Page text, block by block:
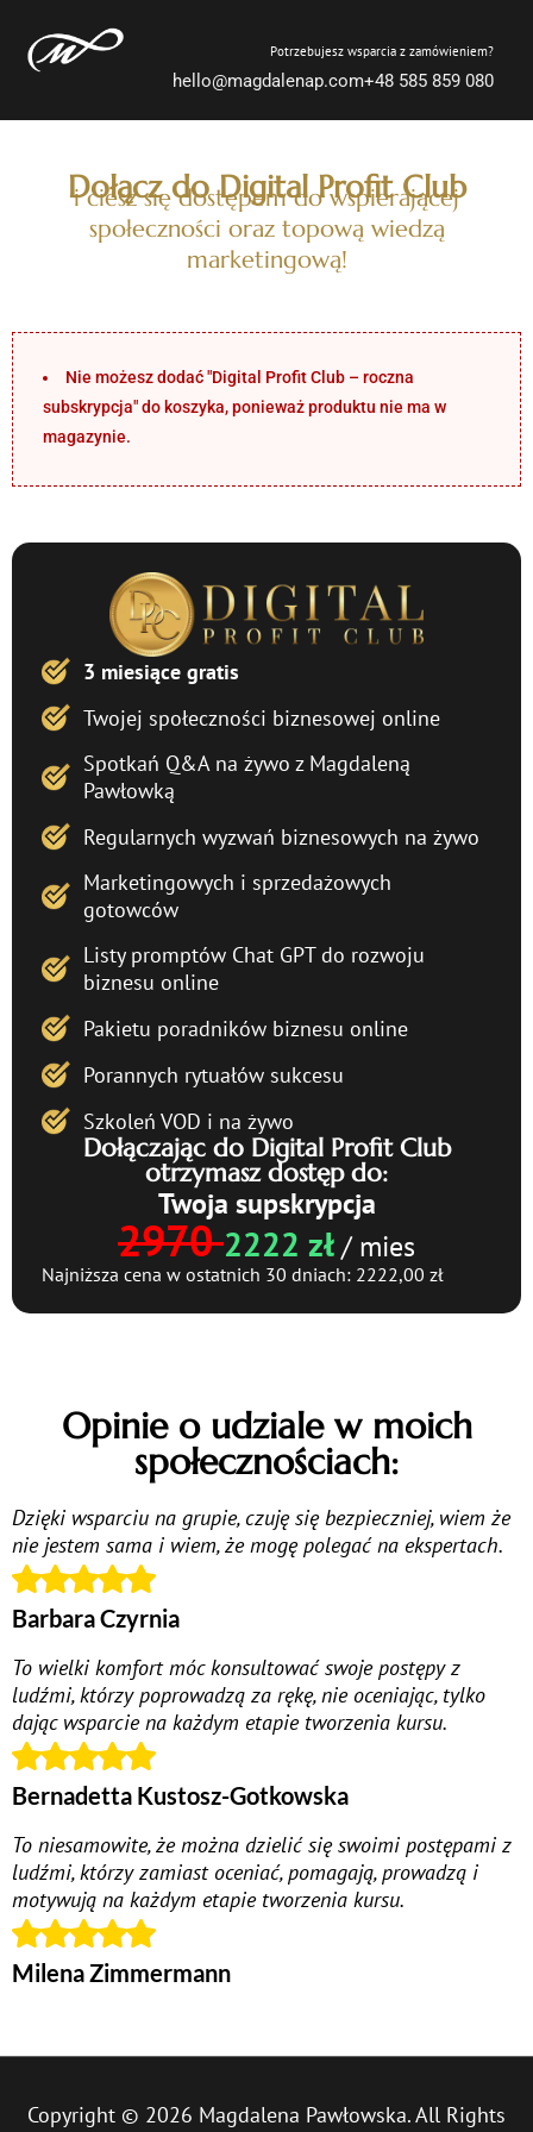
Potrzebujesz wsparcia z zamówieniem?
hello@magdalenap.com+48 585 859 080
Dołącz do Digital Profit Club
i ciesz się dostępem do wspierającej
społeczności oraz topową wiedzą
marketingową!
Nie możesz dodać "Digital Profit Club – roczna
subskrypcja" do koszyka, ponieważ produktu nie ma w
magazynie.
3 miesiące gratis
Twojej społeczności biznesowej online
​Spotkań Q&A na żywo z Magdaleną
Pawłowką
Regularnych wyzwań biznesowych na żywo
Marketingowych i sprzedażowych
gotowców
Listy promptów Chat GPT do rozwoju
biznesu online
Pakietu poradników biznesu online
Porannych rytuałów sukcesu
Szkoleń VOD i na żywo
Dołączając do Digital Profit Club
otrzymasz dostęp do: ​
Twoja supskrypcja
29702222 zł/ mies
Najniższa cena w ostatnich 30 dniach: 2222,00 zł
Opinie o udziale w moich
społecznościach:
Dzięki wsparciu na grupie, czuję się bezpieczniej, wiem że
nie jestem sama i wiem, że mogę polegać na ekspertach.
Barbara Czyrnia
To wielki komfort móc konsultować swoje postępy z
ludźmi, którzy poprowadzą za rękę, nie oceniając, tylko
dając wsparcie na każdym etapie tworzenia kursu.
Bernadetta Kustosz-Gotkowska
To niesamowite, że można dzielić się swoimi postępami z
ludźmi, którzy zamiast oceniać, pomagają, prowadzą i
motywują na każdym etapie tworzenia kursu.
Milena Zimmermann
Copyright © 2026 Magdalena Pawłowska. All Rights